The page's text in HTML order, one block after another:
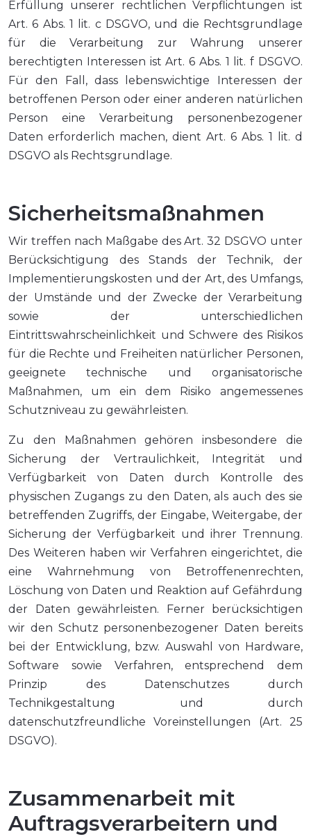
Erfüllung unserer rechtlichen Verpflichtungen ist
Art. 6 Abs. 1 lit. c DSGVO, und die Rechtsgrundlage
für die Verarbeitung zur Wahrung unserer
berechtigten Interessen ist Art. 6 Abs. 1 lit. f DSGVO.
Für den Fall, dass lebenswichtige Interessen der
betroffenen Person oder einer anderen natürlichen
Person eine Verarbeitung personenbezogener
Daten erforderlich machen, dient Art. 6 Abs. 1 lit. d
DSGVO als Rechtsgrundlage.
Sicherheitsmaßnahmen
Wir treffen nach Maßgabe des Art. 32 DSGVO unter
Berücksichtigung des Stands der Technik, der
Implementierungskosten und der Art, des Umfangs,
der Umstände und der Zwecke der Verarbeitung
sowie der unterschiedlichen
Eintrittswahrscheinlichkeit und Schwere des Risikos
für die Rechte und Freiheiten natürlicher Personen,
geeignete technische und organisatorische
Maßnahmen, um ein dem Risiko angemessenes
Schutzniveau zu gewährleisten.
Zu den Maßnahmen gehören insbesondere die
Sicherung der Vertraulichkeit, Integrität und
Verfügbarkeit von Daten durch Kontrolle des
physischen Zugangs zu den Daten, als auch des sie
betreffenden Zugriffs, der Eingabe, Weitergabe, der
Sicherung der Verfügbarkeit und ihrer Trennung.
Des Weiteren haben wir Verfahren eingerichtet, die
eine Wahrnehmung von Betroffenenrechten,
Löschung von Daten und Reaktion auf Gefährdung
der Daten gewährleisten. Ferner berücksichtigen
wir den Schutz personenbezogener Daten bereits
bei der Entwicklung, bzw. Auswahl von Hardware,
Software sowie Verfahren, entsprechend dem
Prinzip des Datenschutzes durch
Technikgestaltung und durch
datenschutzfreundliche Voreinstellungen (Art. 25
DSGVO).
Zusammenarbeit mit
Auftragsverarbeitern und